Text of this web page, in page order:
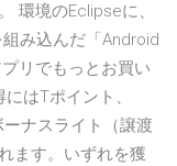
環境のEclipseに、
み込んだ「Android
リでもっとお買い
はTポイント、
ーナスライト（譲渡
ます。いずれを獲